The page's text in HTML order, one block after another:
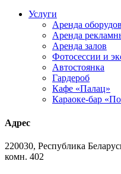
Услуги
Аренда
Аренда
Аренда залов
Фотосессии и
Автостоянка
Гардероб
Кафе «Палац»
Караоке-бар
Адрес
220030, Республика
комн. 402